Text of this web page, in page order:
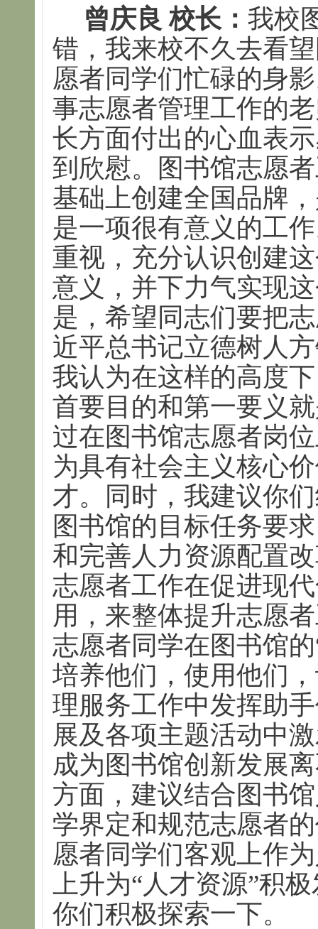
曾庆良 校长： 我校
错，我来校不久去看
愿者同学们忙碌的身
事志愿者管理工作的
长方面付出的心血表
到欣慰。图书馆志愿
基础上创建全国品牌
是一项很有意义的工
重视，充分认识创建
意义，并下力气实现
是，希望同志们要把
近平总书记立德树人
我认为在这样的高度
首要目的和第一要义
过在图书馆志愿者岗
为具有社会主义核心
才。同时，我建议你
图书馆的目标任务要
和完善人力资源配置
志愿者工作在促进现
用，来整体提升志愿
志愿者同学在图书馆
培养他们，使用他们
理服务工作中发挥助
展及各项主题活动中
成为图书馆创新发展
方面，建议结合图书
学界定和规范志愿者
愿者同学们客观上作
上升为“人才资源”积
你们积极探索一下。